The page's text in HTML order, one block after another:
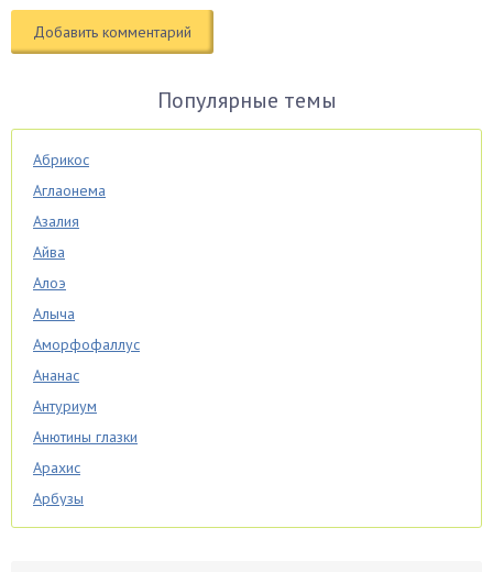
Популярные темы
Абрикос
Аглаонема
Азалия
Айва
Алоэ
Алыча
Аморфофаллус
Ананас
Антуриум
Анютины глазки
Арахис
Арбузы
Аспарагус